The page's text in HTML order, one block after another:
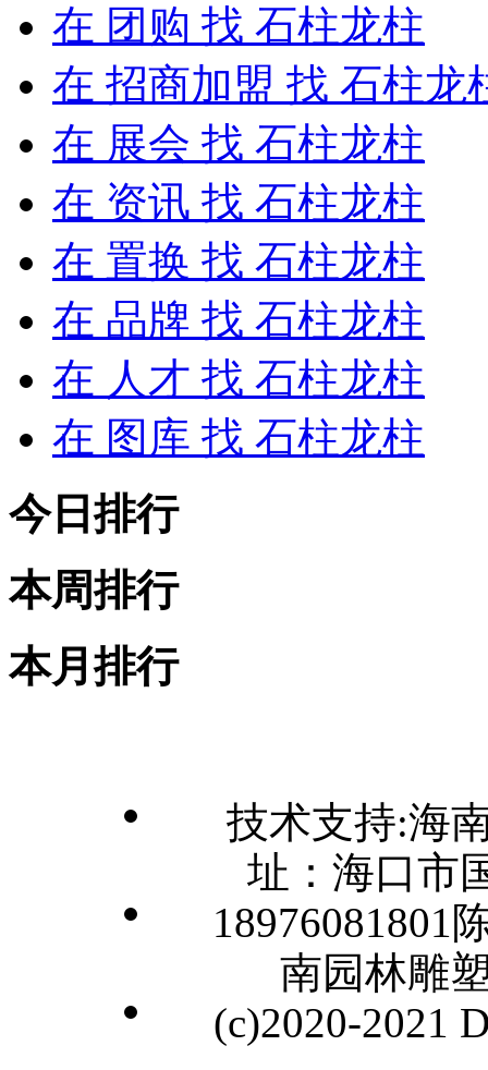
在 团购 找 石柱龙柱
在 招商加盟 找 石柱龙
在 展会 找 石柱龙柱
在 资讯 找 石柱龙柱
在 置换 找 石柱龙柱
在 品牌 找 石柱龙柱
在 人才 找 石柱龙柱
在 图库 找 石柱龙柱
今日排行
本周排行
本月排行
技术支持:海
址：海口市
18976081801
南园林雕
(c)2020-2021